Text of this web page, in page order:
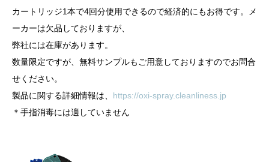
カートリッジ1本で4回分使用できるので経済的にもお得です。メ
ーカーは欠品しておりますが、
弊社には在庫があります。
数量限定ですが、無料サンプルもご用意しておりますのでお問合
せください。
製品に関する詳細情報は、 https://oxi-spray.cleanliness.jp
＊手指消毒には適していません